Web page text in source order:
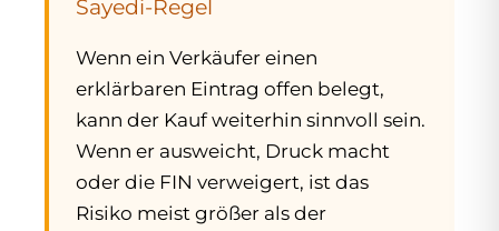
Sayedi-Regel
Wenn ein Verkäufer einen
erklärbaren Eintrag offen belegt,
kann der Kauf weiterhin sinnvoll sein.
Wenn er ausweicht, Druck macht
oder die FIN verweigert, ist das
Risiko meist größer als der